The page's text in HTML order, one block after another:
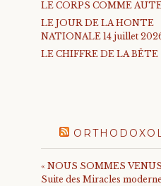
LE CORPS COMME
LE JOUR DE LA HONTE
NATIONALE 14 juillet
LE CHIFFRE DE LA BÊTE
« NOUS SOMMES
Suite des Miracles